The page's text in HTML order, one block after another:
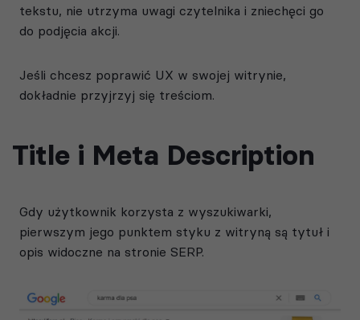
tekstu, nie utrzyma uwagi czytelnika i zniechęci go
do podjęcia akcji.
Jeśli chcesz poprawić UX w swojej witrynie,
dokładnie przyjrzyj się treściom.
Title i Meta Description
Gdy użytkownik korzysta z wyszukiwarki,
pierwszym jego punktem styku z witryną są tytuł i
opis widoczne na stronie SERP.